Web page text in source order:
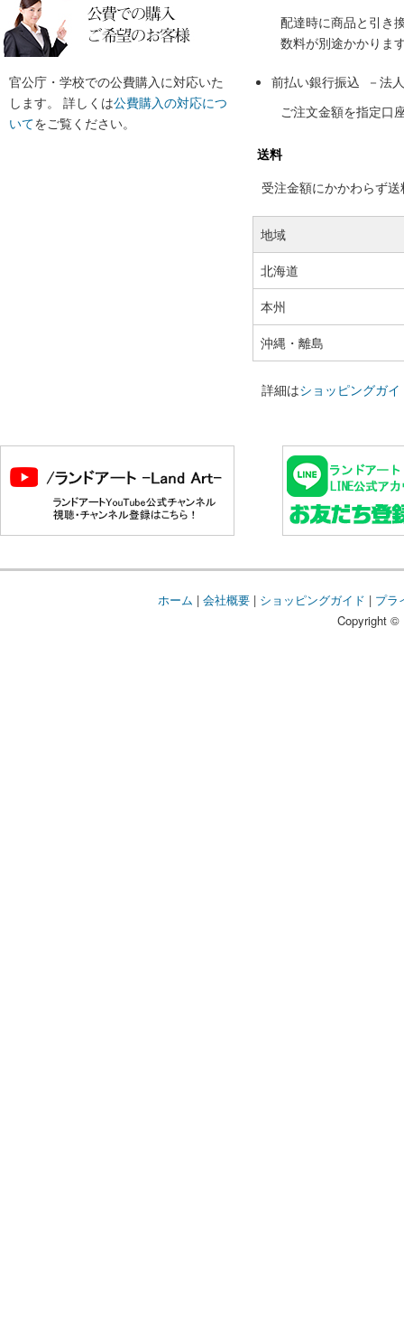
官公庁・学校での公費購入に対応いた
します。 詳しくは公費購入の対応につ
いてをご覧ください。
配達時に商品と引き
数料が別途かかりま
前払い銀行振込 －法
ご注文金額を指定口
送料
受注金額にかかわらず
地域
北海道
本州
沖縄・離島
詳細はショッピングガイ
ホーム | 会社概要| ショッピングガイド | プラ
Copyright ©